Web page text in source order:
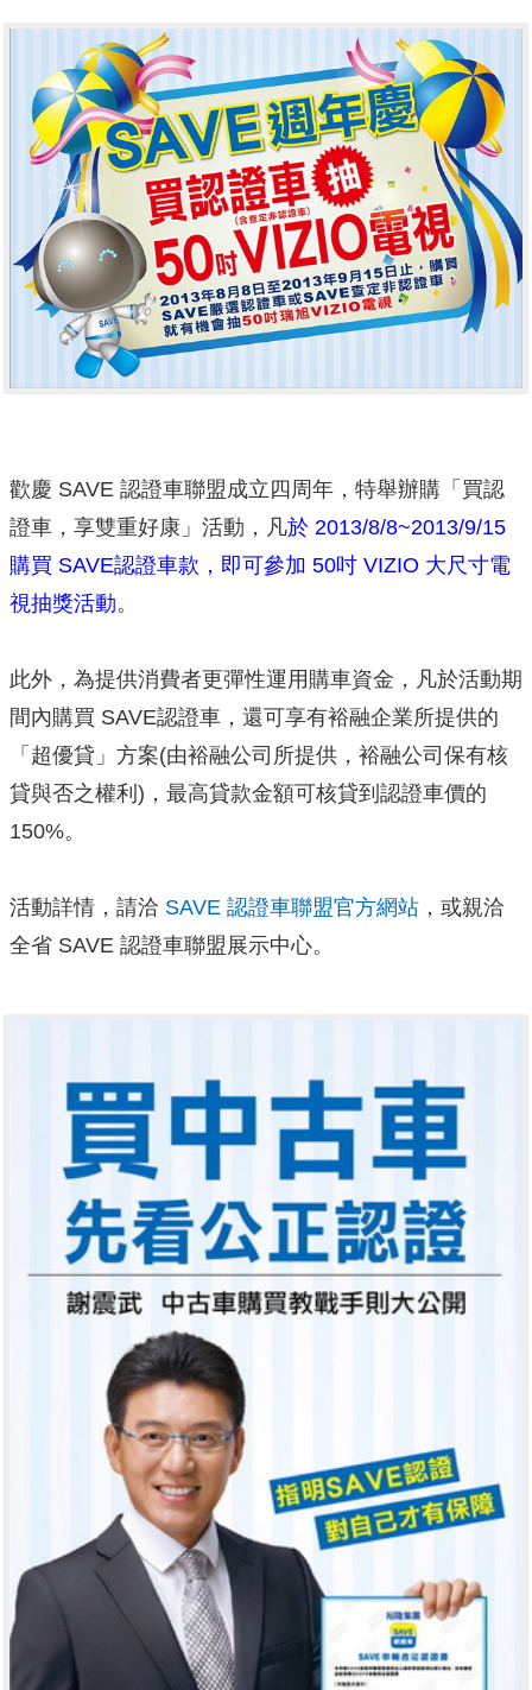
歡慶 SAVE 認證車聯盟成立四周年，特舉辦購「買認
證車，享雙重好康」活動，凡於 2013/8/8~2013/9/15
購買 SAVE認證車款，即可參加 50吋 VIZIO 大尺寸電
視抽獎活動。
此外，為提供消費者更彈性運用購車資金，凡於活動期
間內購買 SAVE認證車，還可享有裕融企業所提供的
「超優貸」方案(由裕融公司所提供，裕融公司保有核
貸與否之權利)，最高貸款金額可核貸到認證車價的
150%。
活動詳情，請洽 SAVE 認證車聯盟官方網站 ，或親洽
全省 SAVE 認證車聯盟展示中心。